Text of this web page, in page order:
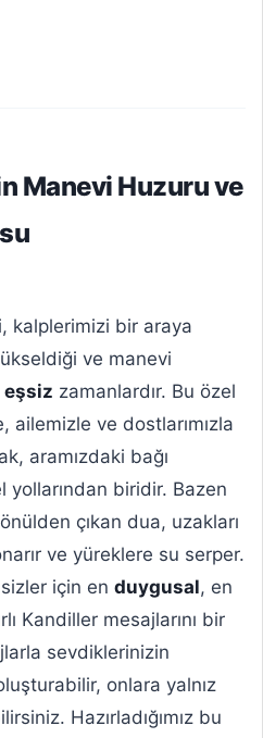
Manevi Huzuru ve
kalplerimizi bir araya
ve manevi
eşsiz zamanlardır. Bu özel
ailemizle ve dostlarımızla
aramızdaki bağı
yollarından biridir. Bazen
çıkan dua, uzakları
ve yüreklere su serper.
için en duygusal, en
Kandiller mesajlarını bir
sevdiklerinizin
onlara yalnız
Hazırladığımız bu